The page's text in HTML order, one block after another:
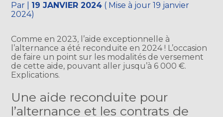
Par 19 JANVIER 2024 ( Mise à jour 19 janvier
2024)
Comme en 2023, l’aide exceptionnelle à
l’alternance a été reconduite en 2024 ! L’occasion
de faire un point sur les modalités de versement
de cette aide, pouvant aller jusqu’à 6 000 €.
Explications.
Une aide reconduite pour
l’alternance et les contrats de